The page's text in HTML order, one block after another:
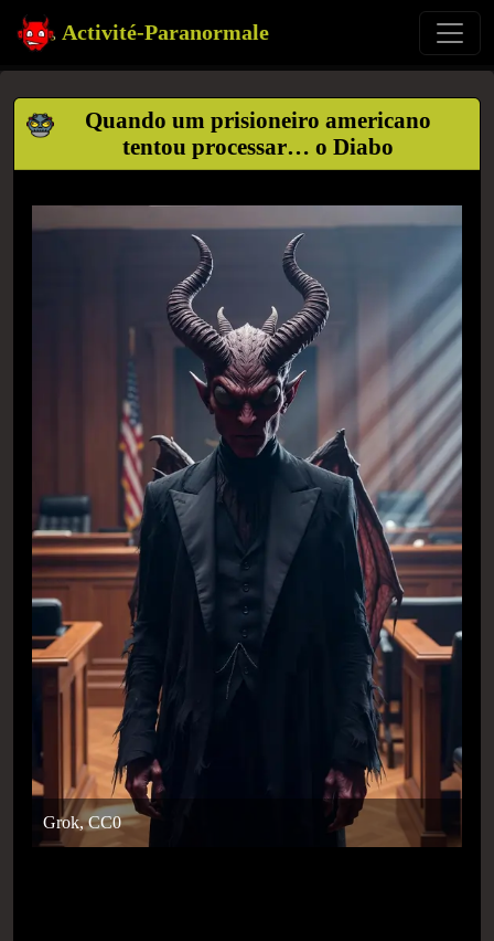
Activité-Paranormale
Quando um prisioneiro americano
tentou processar… o Diabo
Grok, CC0